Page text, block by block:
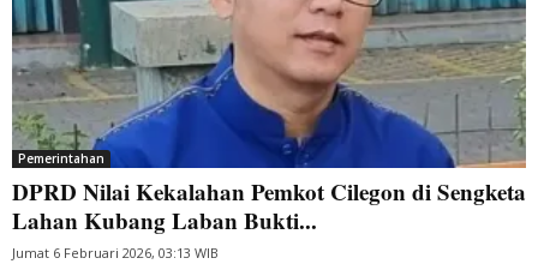
Pemerintahan
DPRD Nilai Kekalahan Pemkot Cilegon di Sengketa
Lahan Kubang Laban Bukti...
Jumat 6 Februari 2026, 03:13 WIB